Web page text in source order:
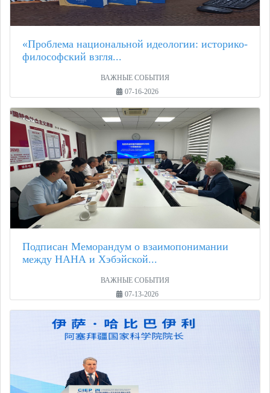
«Проблема национальной идеологии: историко-
философский взгля...
ВАЖНЫЕ СОБЫТИЯ
07-16-2026
Подписан Меморандум о взаимопонимании
между НАНА и Хэбэйской...
ВАЖНЫЕ СОБЫТИЯ
07-13-2026